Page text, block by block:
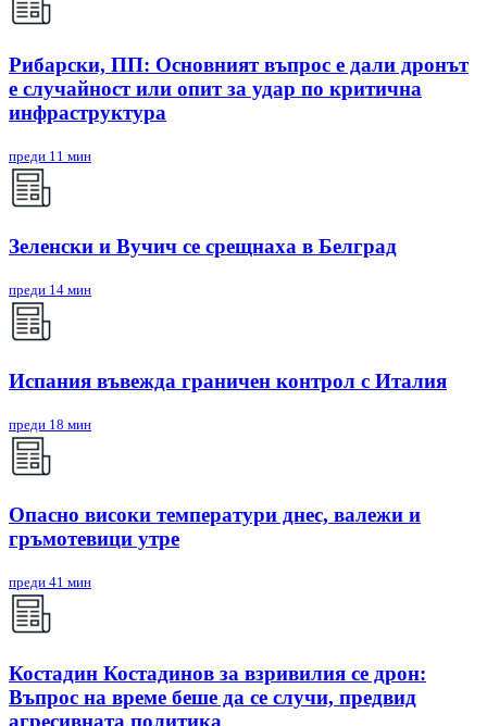
Рибарски, ПП: Основният въпрос е дали дронът
е случайност или опит за удар по критична
инфраструктура
преди 11 мин
Зеленски и Вучич се срещнаха в Белград
преди 14 мин
Испания въвежда граничен контрол с Италия
преди 18 мин
Опасно високи температури днес, валежи и
гръмотевици утре
преди 41 мин
Костадин Костадинов за взривилия се дрон:
Въпрос на време беше да се случи, предвид
агресивната политика